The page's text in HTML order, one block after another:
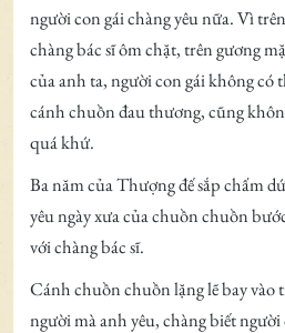
người con gái chàng yêu nữa. Vì
chàng bác sĩ ôm chặt, trên gương
của anh ta, người con gái không có
cánh chuồn đau thương, cũng
quá khứ.
Ba năm của Thượng đế sắp chấm
yêu ngày xưa của chuồn chuồn
với chàng bác sĩ.
Cánh chuồn chuồn lặng lẽ bay vào
người mà anh yêu, chàng biết